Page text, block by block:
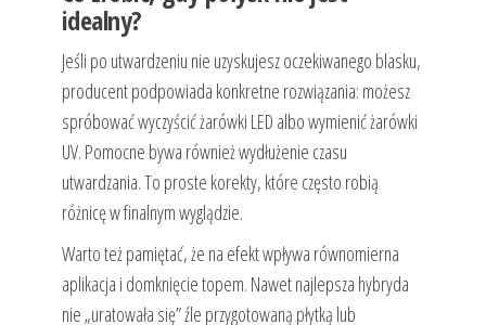
idealny?
Jeśli po utwardzeniu nie uzyskujesz oczekiwanego blasku,
producent podpowiada konkretne rozwiązania: możesz
spróbować wyczyścić żarówki LED albo wymienić żarówki
UV. Pomocne bywa również wydłużenie czasu
utwardzania. To proste korekty, które często robią
różnicę w finalnym wyglądzie.
Warto też pamiętać, że na efekt wpływa równomierna
aplikacja i domknięcie topem. Nawet najlepsza hybryda
nie „uratowała się” źle przygotowaną płytką lub